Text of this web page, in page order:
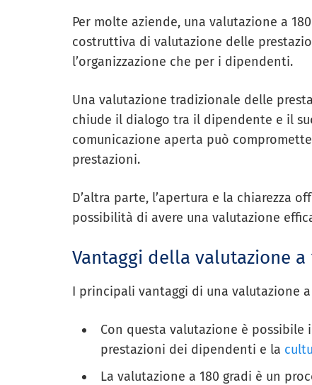
Per molte aziende, una valutazione a
costruttiva di valutazione delle
l’organizzazione che per i dipendenti.
Una valutazione tradizionale delle
chiude il dialogo tra il dipendente e il
comunicazione aperta può
prestazioni.
D’altra parte, l’apertura e la chiarezza
possibilità di avere una valutazione
Vantaggi della valutazione a
I principali vantaggi di una valutazione
Con questa valutazione è
prestazioni dei dipendenti e la
La valutazione a 180 gradi è un